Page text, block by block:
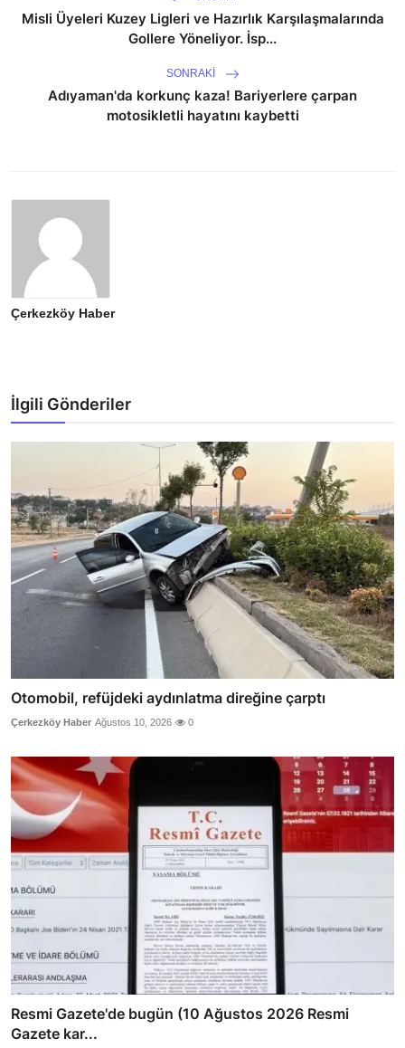
Misli Üyeleri Kuzey Ligleri ve Hazırlık Karşılaşmalarında
Gollere Yöneliyor. İsp...
SONRAKI
Adıyaman'da korkunç kaza! Bariyerlere çarpan
motosikletli hayatını kaybetti
Çerkezköy Haber
İlgili Gönderiler
Otomobil, refüjdeki aydınlatma direğine çarptı
Çerkezköy Haber Ağustos 10, 2026 0
Resmi Gazete'de bugün (10 Ağustos 2026 Resmi
Gazete kar...